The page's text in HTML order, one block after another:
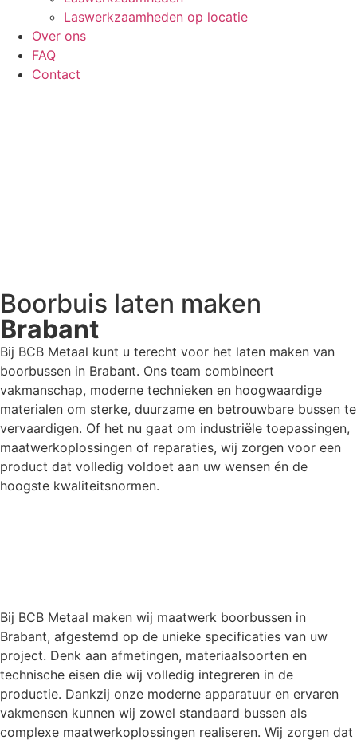
Laswerkzaamheden op locatie
Over ons
FAQ
Contact
Boorbuis laten maken
Brabant
Bij BCB Metaal kunt u terecht voor het laten maken van
boorbussen in Brabant. Ons team combineert
vakmanschap, moderne technieken en hoogwaardige
materialen om sterke, duurzame en betrouwbare bussen te
vervaardigen. Of het nu gaat om industriële toepassingen,
maatwerkoplossingen of reparaties, wij zorgen voor een
product dat volledig voldoet aan uw wensen én de
hoogste kwaliteitsnormen.
Bij BCB Metaal maken wij maatwerk boorbussen in
Brabant, afgestemd op de unieke specificaties van uw
project. Denk aan afmetingen, materiaalsoorten en
technische eisen die wij volledig integreren in de
productie. Dankzij onze moderne apparatuur en ervaren
vakmensen kunnen wij zowel standaard bussen als
complexe maatwerkoplossingen realiseren. Wij zorgen dat